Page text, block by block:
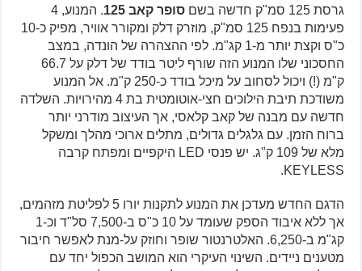
גרסת 125 סמ"ק חדשה בשם
סופר קאב 125
. המנוע, 4
פעימות בנפח 125 סמ"ק, מוזרק דלק ומקורר אוויר, מפיק כ-10
כ"ס וקצת יותר מ-1 קג"מ. לפי ההצהרה של הונדה, במצב
החסכוני שלו המנוע הזה שורף ליטר בודד של דלק על 66.7
ק"מ (!) ויכול לסחוב על מיכל בודד כ-250 ק"מ. אל המנוע
משודכת תיבת הילוכים חצי-אוטומטית בת 4 מהירויות. השלדה
חדשה עם מבנה של קאב קלאסי, אך העיצוב מודרני יותר
ברוח הזמן. עם גלגלים גדולים, מתלים ארוכי מהלך ומשקל
מלא של 109 ק"ג. יש פנסי LED היקפיים ומפתח קרבה
KEYLESS.
הדגם החדש מעדכן את המנוע לתקנות יורו 5 לפליטת מזהמים,
אך ללא איבוד הספק שעומד על 10 כ"ס ב-7,500 סל"ד וכ-1
קג"מ ב-6,250. האלטרנטור שופר וחוזק על-מנת לאפשר חיבור
מטענים ניידים. השינוי העיקרי הוא המושב הכפול יחד עם